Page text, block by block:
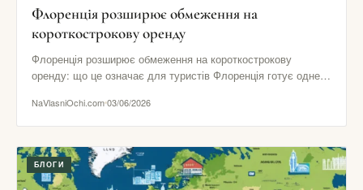
Флоренція розширює обмеження на
короткострокову оренду
Флоренція розширює обмеження на короткострокову
оренду: що це означає для туристів Флоренція готує одне з
NaVlasniOchi.com03/06/2026
БЛОГИ